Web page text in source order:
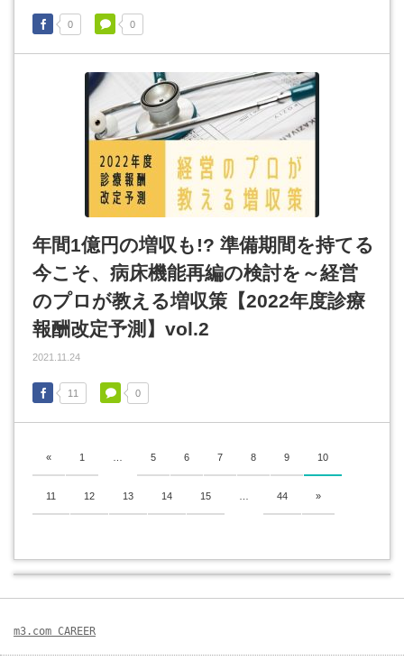
0 0
年間1億円の増収も!? 準備期間を持てる
今こそ、病床機能再編の検討を～経営
のプロが教える増収策【2022年度診療
報酬改定予測】vol.2
2021.11.24
11 0
« 1 5 6 7 8 9 10
11 12 13 14 15 44 »
m3.com CAREER